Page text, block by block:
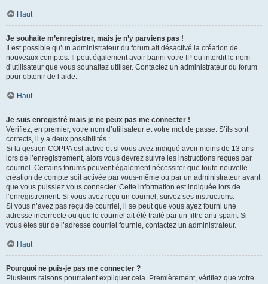
Haut
Je souhaite m’enregistrer, mais je n’y parviens pas !
Il est possible qu’un administrateur du forum ait désactivé la création de
nouveaux comptes. Il peut également avoir banni votre IP ou interdit le nom
d’utilisateur que vous souhaitez utiliser. Contactez un administrateur du forum
pour obtenir de l’aide.
Haut
Je suis enregistré mais je ne peux pas me connecter !
Vérifiez, en premier, votre nom d’utilisateur et votre mot de passe. S’ils sont
corrects, il y a deux possibilités :
Si la gestion COPPA est active et si vous avez indiqué avoir moins de 13 ans
lors de l’enregistrement, alors vous devrez suivre les instructions reçues par
courriel. Certains forums peuvent également nécessiter que toute nouvelle
création de compte soit activée par vous-même ou par un administrateur avant
que vous puissiez vous connecter. Cette information est indiquée lors de
l’enregistrement. Si vous avez reçu un courriel, suivez ses instructions.
Si vous n’avez pas reçu de courriel, il se peut que vous ayez fourni une
adresse incorrecte ou que le courriel ait été traité par un filtre anti-spam. Si
vous êtes sûr de l’adresse courriel fournie, contactez un administrateur.
Haut
Pourquoi ne puis-je pas me connecter ?
Plusieurs raisons pourraient expliquer cela. Premièrement, vérifiez que votre